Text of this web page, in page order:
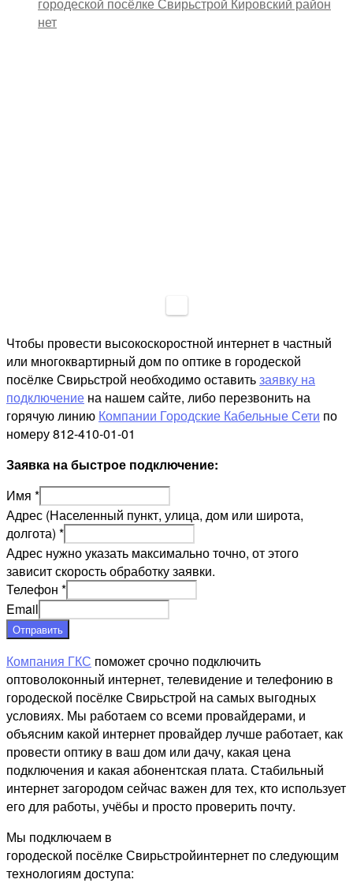
нет
Чтобы провести высокоскоростной интернет в частный
или многоквартирный дом по оптике в городеской
посёлке Свирьстрой необходимо оставитьзаявку на
подключение на нашем сайте, либо перезвонить на
горячую линию Компании Городские Кабельные Сети по
номеру 812-410-01-01
Заявка на быстрое подключение:
Имя *
Адрес (Населенный пункт, улица, дом или широта,
долгота) *
Адрес нужно указать максимально точно, от этого
зависит скорость обработку заявки.
Телефон *
Email
Отправить
Компания ГКС поможет срочно подключить
оптоволоконный интернет, телевидение и телефонию в
городеской посёлке Свирьстрой на самых выгодных
условиях. Мы работаем со всеми провайдерами, и
объясним какой интернет провайдер лучше работает, как
провести оптику в ваш дом или дачу, какая цена
подключения и какая абонентская плата. Стабильный
интернет загородом сейчас важен для тех, кто использует
его для работы, учёбы и просто проверить почту.
Мы подключаем в
городеской посёлке Свирьстройинтернет по следующим
технологиям доступа: